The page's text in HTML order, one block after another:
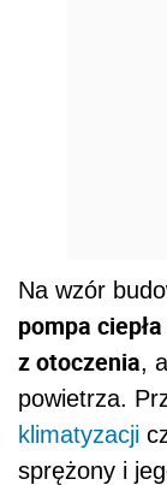
Na wzór
pompa
z otoczenia,
powietrza.
klimatyzacji
sprężony i